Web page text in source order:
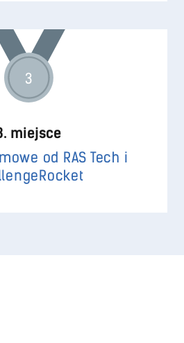
3
miejsce
od RAS Tech i